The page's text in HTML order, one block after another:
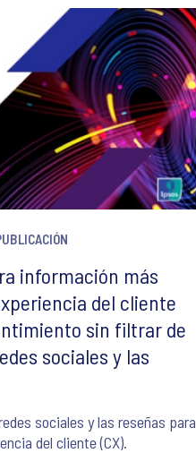
información más
del cliente
sin filtrar de
sociales y las
sociales y las reseñas para
del cliente (CX).